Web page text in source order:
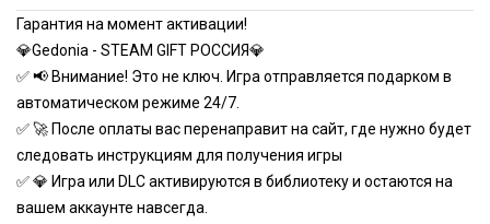
Гарантия на момент активации!
💎Gedonia - STEAM GIFT РОССИЯ💎
✅ 📢 Внимание! Это не ключ. Игра отправляется подарком в
автоматическом режиме 24/7.
✅ 🚀 После оплаты вас перенаправит на сайт, где нужно будет
следовать инструкциям для получения игры
✅ 💎 Игра или DLC активируются в библиотеку и остаются на
вашем аккаунте навсегда.